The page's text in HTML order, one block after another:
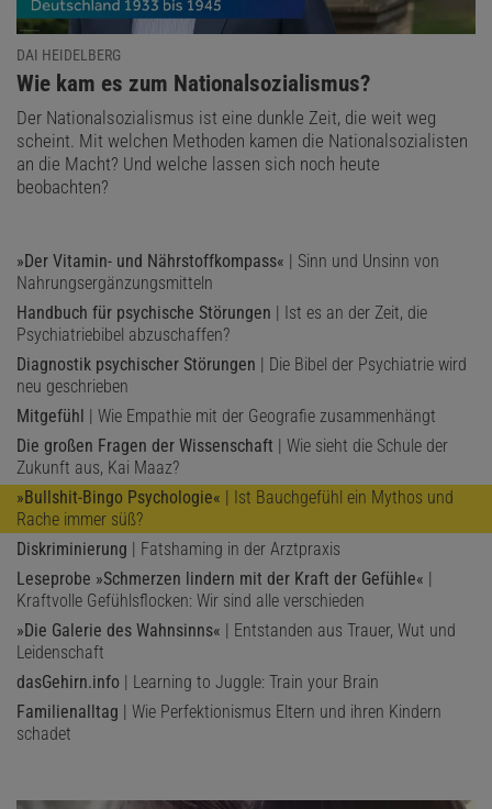
DAI HEIDELBERG
:
Wie kam es zum Nationalsozialismus?
Der Nationalsozialismus ist eine dunkle Zeit, die weit weg
scheint. Mit welchen Methoden kamen die Nationalsozialisten
an die Macht? Und welche lassen sich noch heute
beobachten?
»Der Vitamin- und Nährstoffkompass« | Sinn und Unsinn von
Nahrungsergänzungsmitteln
Handbuch für psychische Störungen | Ist es an der Zeit, die
Psychiatriebibel abzuschaffen?
Diagnostik psychischer Störungen | Die Bibel der Psychiatrie wird
neu geschrieben
Mitgefühl | Wie Empathie mit der Geografie zusammenhängt
Die großen Fragen der Wissenschaft | Wie sieht die Schule der
Zukunft aus, Kai Maaz?
»Bullshit-Bingo Psychologie« | Ist Bauchgefühl ein Mythos und
Rache immer süß?
Diskriminierung | Fatshaming in der Arztpraxis
Leseprobe »Schmerzen lindern mit der Kraft der Gefühle« |
Kraftvolle Gefühlsflocken: Wir sind alle verschieden
»Die Galerie des Wahnsinns« | Entstanden aus Trauer, Wut und
Leidenschaft
dasGehirn.info | Learning to Juggle: Train your Brain
Familienalltag | Wie Perfektionismus Eltern und ihren Kindern
schadet